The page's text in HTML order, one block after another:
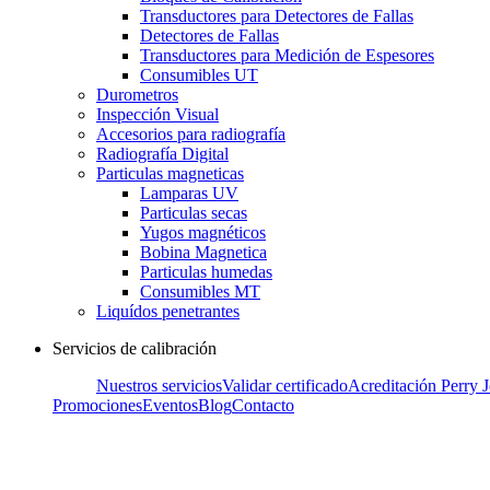
Transductores para Detectores de Fallas
Detectores de Fallas
Transductores para Medición de Espesores
Consumibles UT
Durometros
Inspección Visual
Accesorios para radiografía
Radiografía Digital
Particulas magneticas
Lamparas UV
Particulas secas
Yugos magnéticos
Bobina Magnetica
Particulas humedas
Consumibles MT
Liquídos penetrantes
Servicios de calibración
Nuestros serviciosValidar certificadoAcreditación Perry
PromocionesEventosBlogContacto